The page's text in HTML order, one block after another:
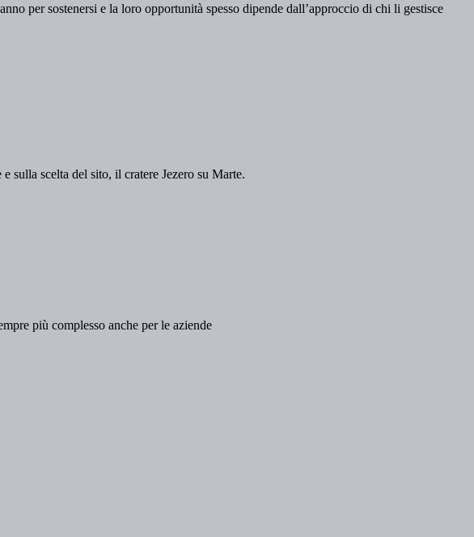
per sostenersi e la loro opportunità spesso dipende dall’approccio di chi li gestisce
sulla scelta del sito, il cratere Jezero su Marte.
più complesso anche per le aziende